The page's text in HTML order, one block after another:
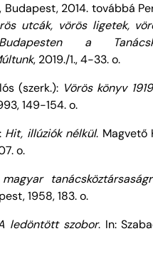
Budapest, 2014. továbbá
utcák, vörös ligetek,
a
, 2019./1., 4-33. o.
(szerk.): Vörös könyv 1919
149-154. o.
Hit, illúziók nélkül. Magvető
o.
1958, 183. o.
ledöntött szobor. In: